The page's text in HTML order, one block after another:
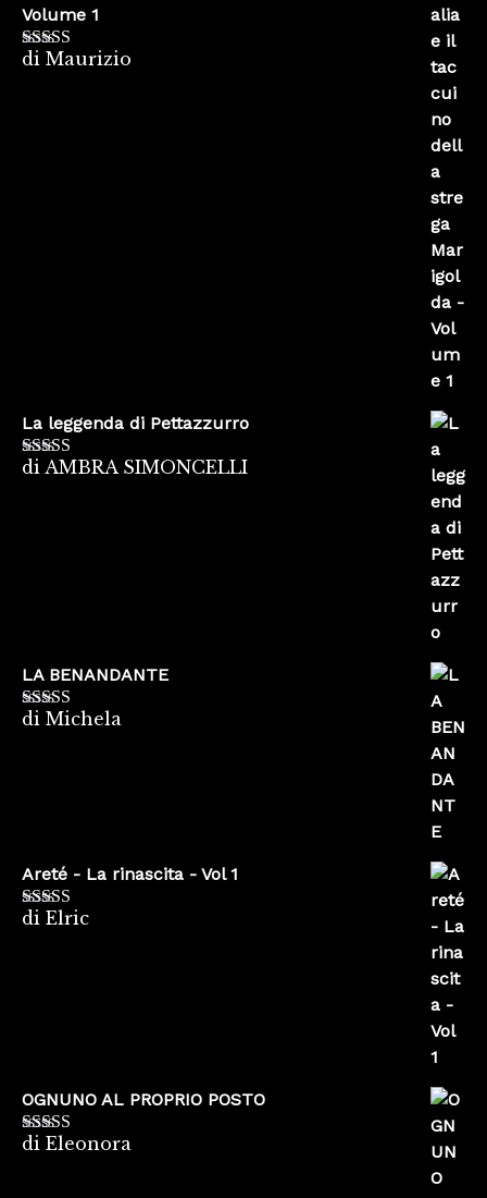
Volume 1
Valutato4
di Maurizio
La leggenda di Pettazzurro
Valutato5su
di AMBRA SIMONCELLI
LA BENANDANTE
Valutato5su
di Michela
Areté - La rinascita - Vol 1
Valutato5
di Elric
OGNUNO AL PROPRIO POSTO
Valutato5su
di Eleonora